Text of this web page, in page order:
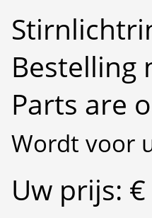
Bestelling
Parts are
Wordt voor
Uw prijs: